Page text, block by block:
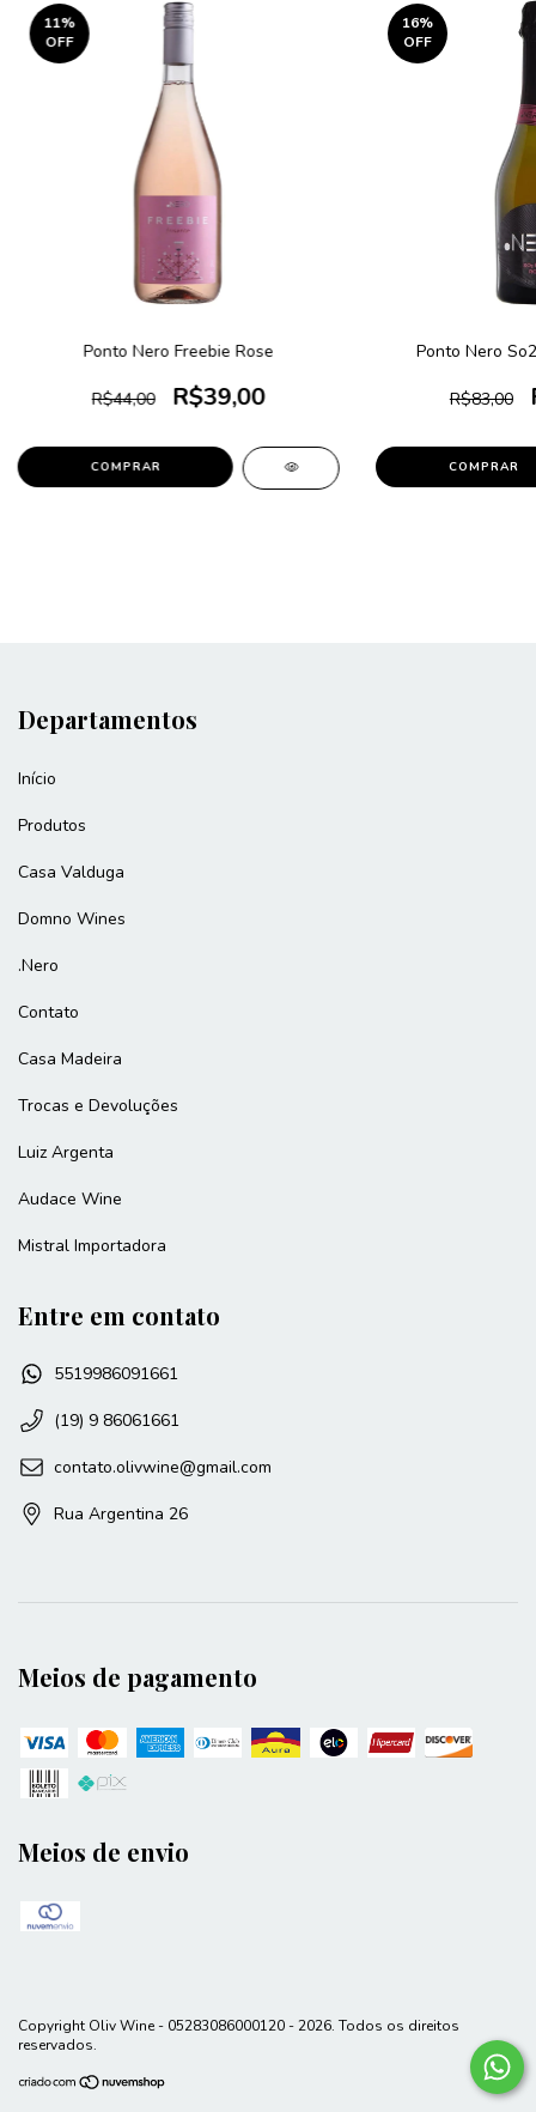
11%
OFF
Ponto Nero Freebie Rose
R$44,00 R$39,00
16%
OFF
Ponto Nero
R$83,00
Departamentos
Início
Produtos
Casa Valduga
Domno Wines
.Nero
Contato
Casa Madeira
Trocas e Devoluções
Luiz Argenta
Audace Wine
Mistral Importadora
Entre em contato
5519986091661
(19) 9 86061661
contato.olivwine@gmail.com
Rua Argentina 26
Meios de pagamento
Meios de envio
Copyright Oliv Wine - 05283086000120 - 2026. Todos os direitos
reservados.